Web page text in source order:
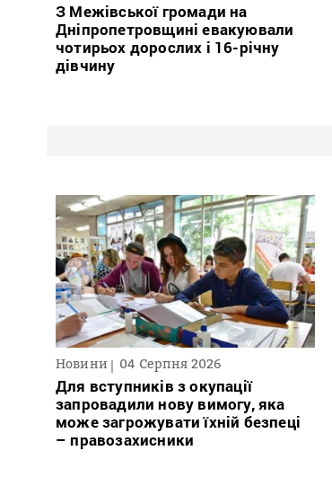
З Межівської громади на
Дніпропетровщині евакуювали
чотирьох дорослих і 16-річну
дівчину
Новини 04 Серпня 2026
Для вступників з окупації
запровадили нову вимогу, яка
може загрожувати їхній безпеці
– правозахисники